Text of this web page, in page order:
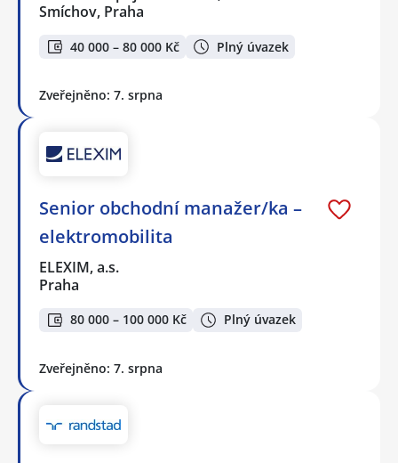
Smíchov, Praha
40 000 – 80 000 Kč Plný úvazek
Zveřejněno: 7. srpna
Senior obchodní manažer/ka –
elektromobilita
ELEXIM, a.s.
Praha
80 000 – 100 000 Kč Plný úvazek
Zveřejněno: 7. srpna